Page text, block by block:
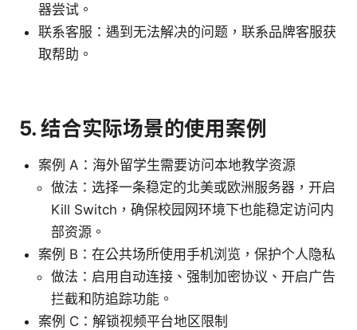
器尝试。
联系客服：遇到无法解决的问题，联系品牌客服获
取帮助。
5. 结合实际场景的使用案例
案例 A：海外留学生需要访问本地教学资源
做法：选择一条稳定的北美或欧洲服务器，开启
Kill Switch，确保校园网环境下也能稳定访问内
部资源。
案例 B：在公共场所使用手机浏览，保护个人隐私
做法：启用自动连接、强制加密协议、开启广告
拦截和防追踪功能。
案例 C：解锁视频平台地区限制